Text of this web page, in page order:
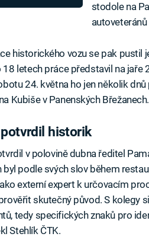
stodole na
historického vozu se pak pustil
18 letech práce představil na jaře
24. května ho jen několik
Kubiše v Panenských Břežanech.
historik
v polovině dubna ředitel
byl podle svých slov během
externí expert k určovacím
skutečný původ. S kolegy
tedy specifických znaků pro
Stehlík ČTK.